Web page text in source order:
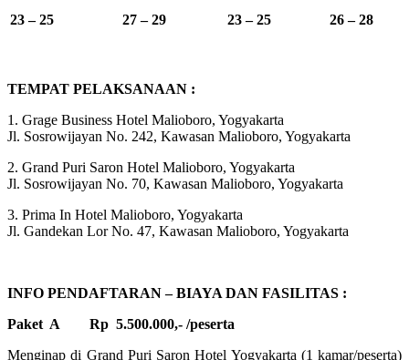
23 – 25
27 – 29 23 – 25 26 – 28
TEMPAT PELAKSANAAN :
1. Grage Business Hotel Malioboro, Yogyakarta
Jl. Sosrowijayan No. 242, Kawasan Malioboro, Yogyakarta
2. Grand Puri Saron Hotel Malioboro, Yogyakarta
Jl. Sosrowijayan No. 70, Kawasan Malioboro, Yogyakarta
3. Prima In Hotel Malioboro, Yogyakarta
Jl. Gandekan Lor No. 47, Kawasan Malioboro, Yogyakarta
INFO PENDAFTARAN – BIAYA DAN FASILITAS :
Paket A Rp 5.500.000,- /peserta
Menginap di Grand Puri Saron Hotel Yogyakarta (1 kamar/peserta)